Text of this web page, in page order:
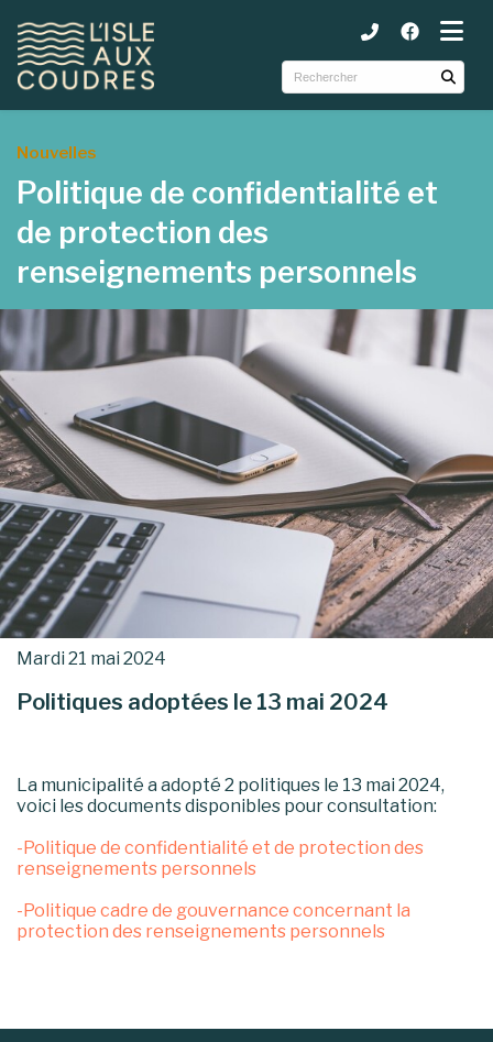
(Municipalité )
(Services )
Nouvelles
Politique de confidentialité et
de protection des
renseignements personnels
Mardi 21 mai 2024
Politiques adoptées le 13 mai 2024
La municipalité a adopté 2 politiques le 13 mai 2024,
voici les documents disponibles pour consultation:
-Politique de confidentialité et de protection des
renseignements personnels
-Politique cadre de gouvernance concernant la
protection des renseignements personnels